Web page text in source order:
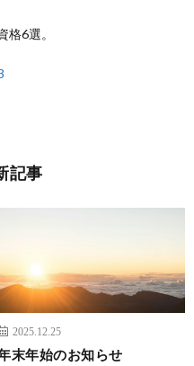
6選。
記事
2025.12.25
末年始のお知らせ